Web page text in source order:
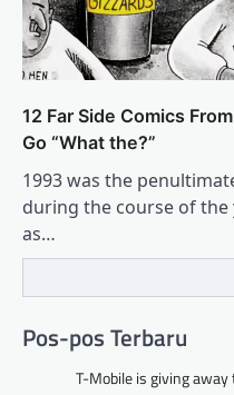
12 Far Side Comics
Go “What the?”
1993 was the
during the course of the
as…
Pos-pos Terbaru
T-Mobile is giving away